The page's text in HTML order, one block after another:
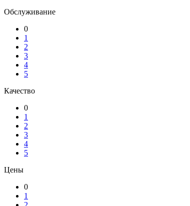
Обслуживание
0
1
2
3
4
5
Качество
0
1
2
3
4
5
Цены
0
1